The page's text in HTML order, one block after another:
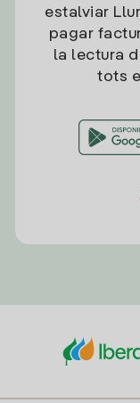
estalviar
pagar
la lectura
tots